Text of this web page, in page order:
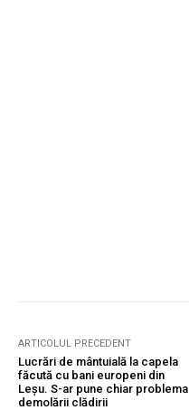
ARTICOLUL PRECEDENT
Lucrări de mântuială la capela
făcută cu bani europeni din
Leșu. S-ar pune chiar problema
demolării clădirii